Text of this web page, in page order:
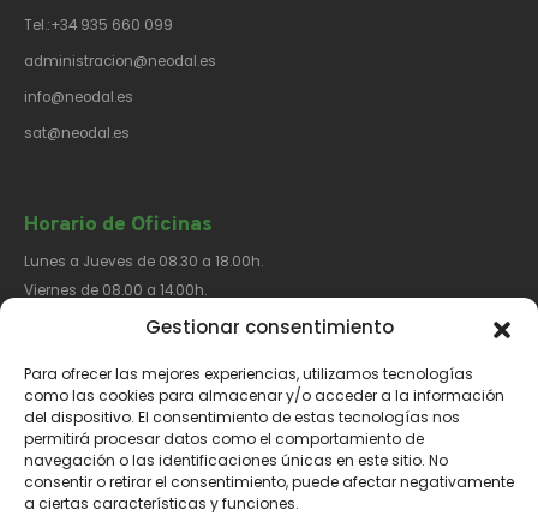
Gestionar consentimiento
Para ofrecer las mejores experiencias, utilizamos tecnologías
como las cookies para almacenar y/o acceder a la información
del dispositivo. El consentimiento de estas tecnologías nos
permitirá procesar datos como el comportamiento de
navegación o las identificaciones únicas en este sitio. No
consentir o retirar el consentimiento, puede afectar negativamente
a ciertas características y funciones.
Tel.:+34 935 660 099
administracion@neodal.es
info@neodal.es
sat@neodal.es
Horario de Oficinas
Lunes a Jueves de 08.30 a 18.00h.
Viernes de 08.00 a 14.00h.
Síguenos​